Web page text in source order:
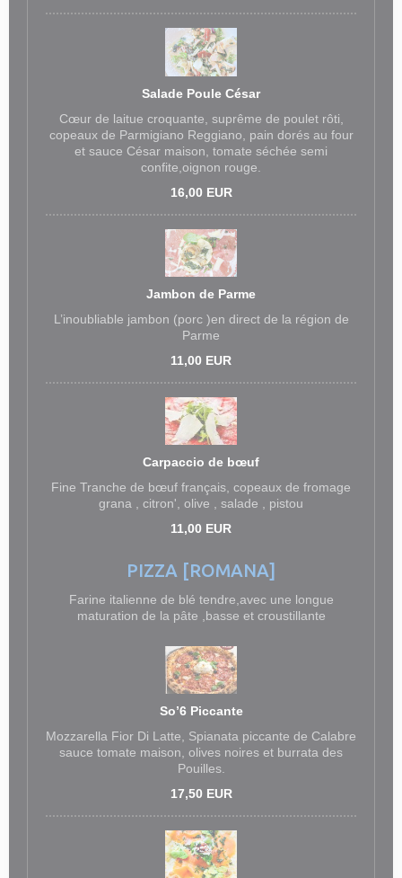
Salade Poule César
Cœur de laitue croquante, suprême de poulet rôti,
copeaux de Parmigiano Reggiano, pain dorés au four
et sauce César maison, tomate séchée semi
confite,oignon rouge.
16,00 EUR
Jambon de Parme
L’inoubliable jambon (porc )en direct de la région de
Parme
11,00 EUR
Carpaccio de bœuf
Fine Tranche de bœuf français, copeaux de fromage
grana , citron', olive , salade , pistou
11,00 EUR
PIZZA [ROMANA]
Farine italienne de blé tendre,avec une longue
maturation de la pâte ,basse et croustillante
So’6 Piccante
Mozzarella Fior Di Latte, Spianata piccante de Calabre
sauce tomate maison, olives noires et burrata des
Pouilles.
17,50 EUR